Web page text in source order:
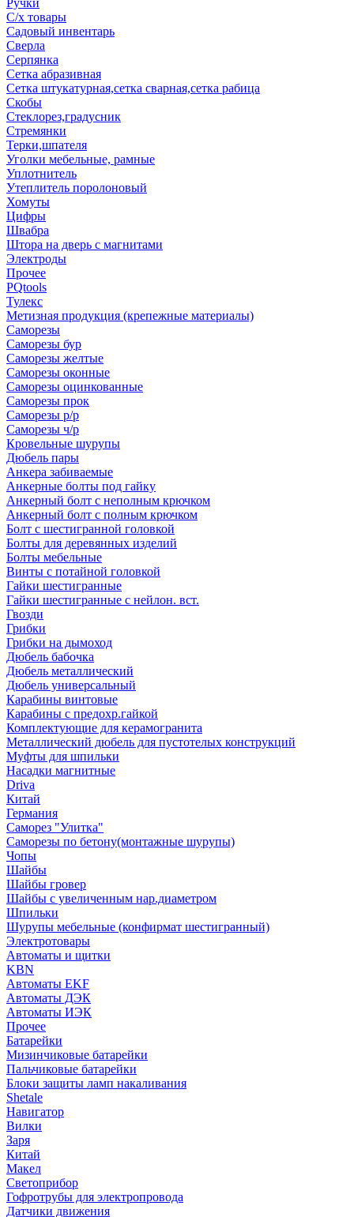
Ручки
С/х товары
Садовый инвентарь
Сверла
Серпянка
Сетка абразивная
Сетка штукатурная,сетка сварная,сетка рабица
Скобы
Стеклорез,градусник
Стремянки
Терки,шпателя
Уголки мебельные, рамные
Уплотнитель
Утеплитель поролоновый
Хомуты
Цифры
Швабра
Штора на дверь с магнитами
Электроды
Прочее
PQtools
Тулекс
Метизная продукция (крепежные материалы)
Саморезы
Саморезы бур
Саморезы желтые
Саморезы оконные
Саморезы оцинкованные
Саморезы прок
Саморезы р/р
Саморезы ч/р
Кровельные шурупы
Дюбель пары
Анкера забиваемые
Анкерные болты под гайку
Анкерный болт с неполным крючком
Анкерный болт с полным крючком
Болт с шестигранной головкой
Болты для деревянных изделий
Болты мебельные
Винты с потайной головкой
Гайки шестигранные
Гайки шестигранные с нейлон. вст.
Гвозди
Грибки
Грибки на дымоход
Дюбель бабочка
Дюбель металлический
Дюбель универсальный
Карабины винтовые
Карабины с предохр.гайкой
Комплектующие для керамогранита
Металлический дюбель для пустотелых конструкций
Муфты для шпильки
Насадки магнитные
Driva
Китай
Германия
Саморез "Улитка"
Саморезы по бетону(монтажные шурупы)
Чопы
Шайбы
Шайбы гровер
Шайбы с увеличенным нар.диаметром
Шпильки
Шурупы мебельные (конфирмат шестигранный)
Электротовары
Автоматы и щитки
KBN
Автоматы EKF
Автоматы ДЭК
Автоматы ИЭК
Прочее
Батарейки
Мизинчиковые батарейки
Пальчиковые батарейки
Блоки защиты ламп накаливания
Shetale
Навигатор
Вилки
Заря
Китай
Макел
Светоприбор
Гофротрубы для электропровода
Датчики движения